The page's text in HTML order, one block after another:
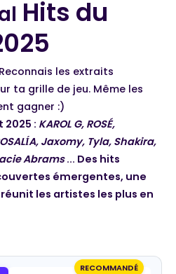
Hits du
les extraits
ta grille de jeu. Même les
gagner :)
2025 : KAROL G, ROSÉ,
Jaxomy, Tyla, Shakira,
Abrams... Des hits
émergentes, une
les artistes les plus en
RECOMMANDÉ